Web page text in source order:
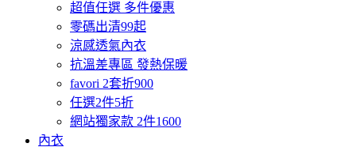
超值任選 多件優惠
零碼出清99起
涼感透氣內衣
抗溫差專區 發熱保暖
favori 2套折900
任選2件5折
網站獨家款 2件1600
內衣